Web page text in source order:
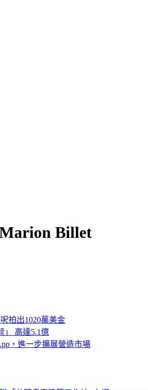
Billet
拍出1020萬美金
高達5.1億
，進一步擴展營造市場